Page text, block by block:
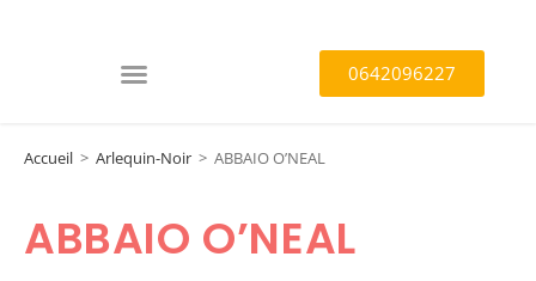
0642096227
Accueil > Arlequin-Noir > ABBAIO O’NEAL
ABBAIO O’NEAL